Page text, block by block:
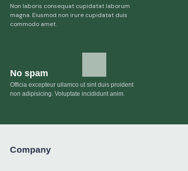
No spam
Non laboris consequat cupidatat laborum
magna. Eiusmod non irure cupidatat duis
commodo amet.
Officia excepteur ullamco ut sint duis proident
non adipisicing. Voluptate incididunt anim.
Company